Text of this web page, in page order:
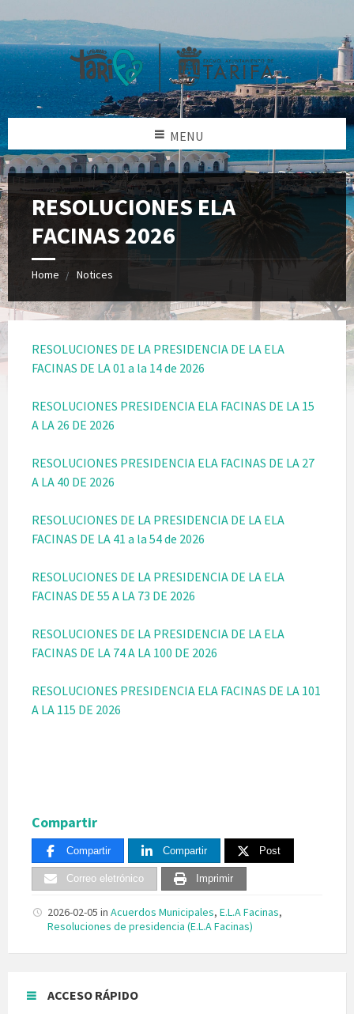
MENU
RESOLUCIONES ELA
FACINAS 2026
Home Notices
RESOLUCIONES DE LA PRESIDENCIA DE LA ELA
FACINAS DE LA 01 a la 14 de 2026
RESOLUCIONES PRESIDENCIA ELA FACINAS DE LA 15
A LA 26 DE 2026
RESOLUCIONES PRESIDENCIA ELA FACINAS DE LA 27
A LA 40 DE 2026
RESOLUCIONES DE LA PRESIDENCIA DE LA ELA
FACINAS DE LA 41 a la 54 de 2026
RESOLUCIONES DE LA PRESIDENCIA DE LA ELA
FACINAS DE 55 A LA 73 DE 2026
RESOLUCIONES DE LA PRESIDENCIA DE LA ELA
FACINAS DE LA 74 A LA 100 DE 2026
RESOLUCIONES PRESIDENCIA ELA FACINAS DE LA 101
A LA 115 DE 2026
Compartir
Compartir Compartir Post
Correo eletrónico Imprimir
2026-02-05 in Acuerdos Municipales, E.L.A Facinas,
Resoluciones de presidencia (E.L.A Facinas)
ACCESO RÁPIDO